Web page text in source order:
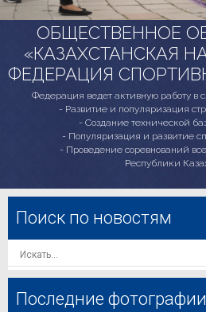
ОБЩЕСТВЕННОЕ
«КАЗАХСТАНСКАЯ
ФЕДЕРАЦИЯ
Федерация ведет активную работу в
- Развитие и популяризация
- Создание технической
- Популяризация и развитие
- Проведение соревнований
Республики
Поиск по новостям
Последние фотографии